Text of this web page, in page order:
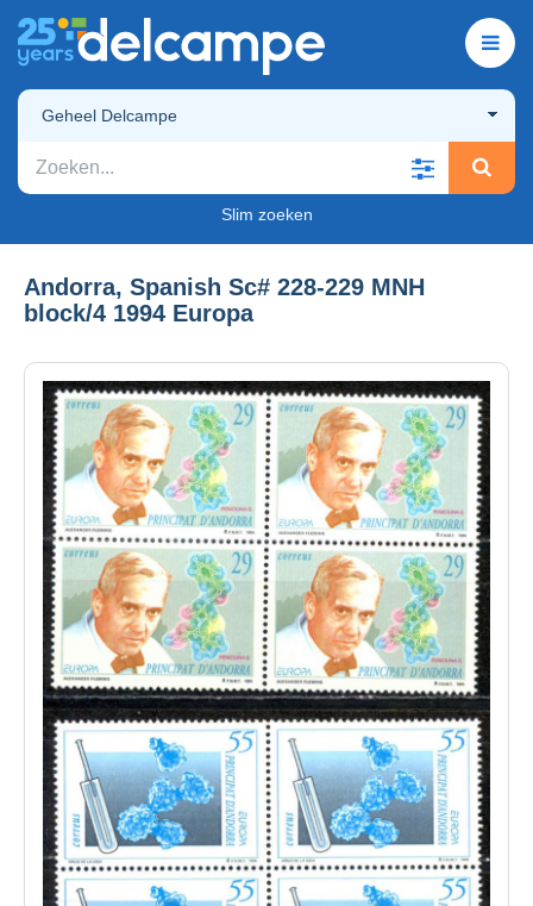
Geheel Delcampe
Slim zoeken
Andorra, Spanish Sc# 228-229 MNH
block/4 1994 Europa